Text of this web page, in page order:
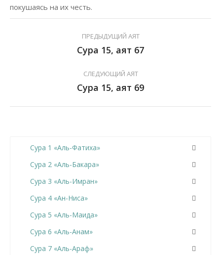
покушаясь на их честь.
ПРЕДЫДУЩИЙ АЯТ
Сура 15, аят 67
СЛЕДУЮЩИЙ АЯТ
Сура 15, аят 69
Сура 1 «Аль-Фатиха»
Сура 2 «Аль-Бакара»
Сура 3 «Аль-Имран»
Сура 4 «Ан-Ниса»
Сура 5 «Аль-Маида»
Сура 6 «Аль-Анам»
Сура 7 «Аль-Араф»